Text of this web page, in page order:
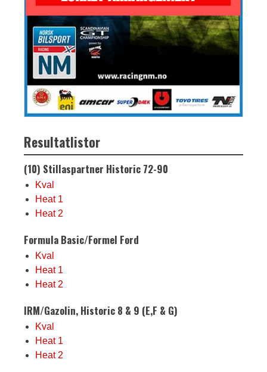
Resultatlistor
(10) Stillaspartner Historic 72-90
Kval
Heat 1
Heat 2
Formula Basic/Formel Ford
Kval
Heat 1
Heat 2
IRM/Gazolin, Historic 8 & 9 (E,F & G)
Kval
Heat 1
Heat 2